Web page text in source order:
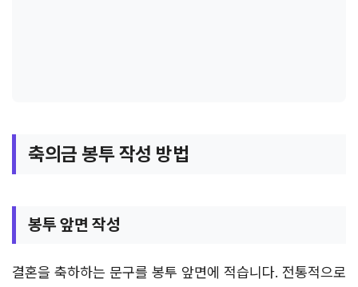
축의금 봉투 작성 방법
봉투 앞면 작성
결혼을 축하하는 문구를 봉투 앞면에 적습니다. 전통적으로